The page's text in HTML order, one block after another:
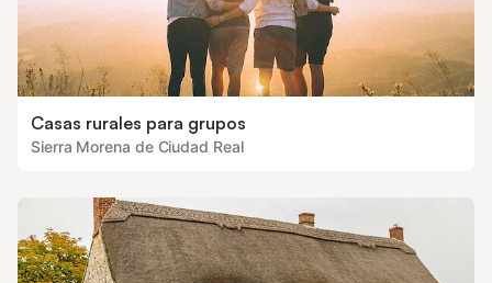
Casas rurales para grupos
Sierra Morena de Ciudad Real